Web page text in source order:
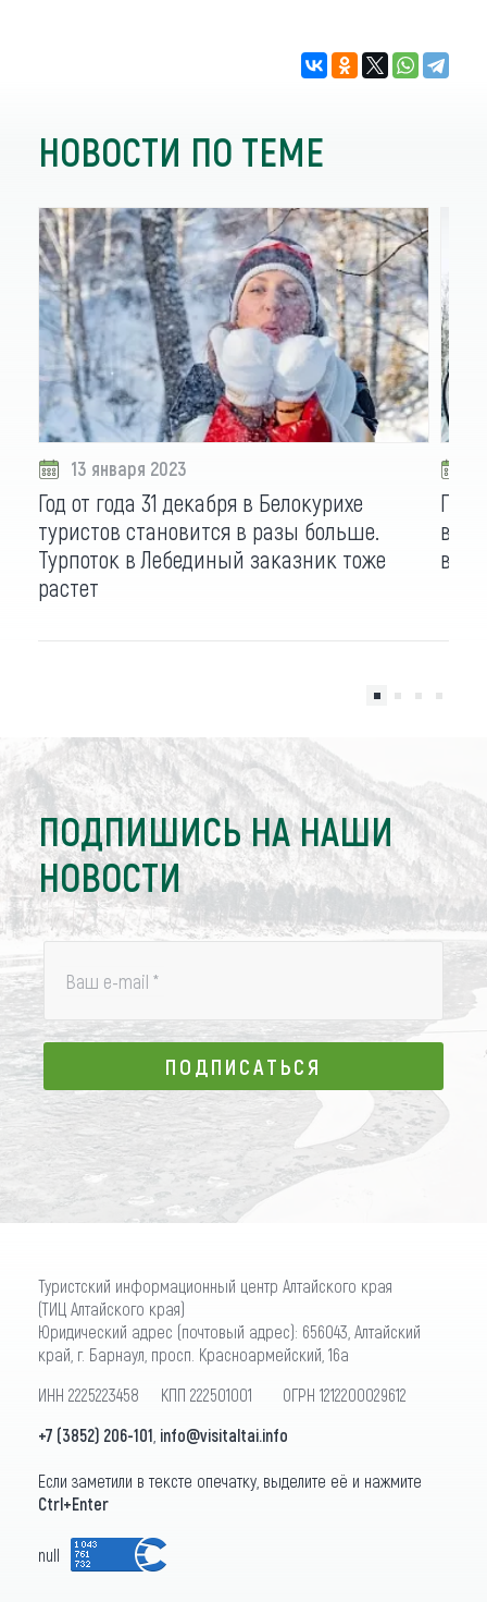
НОВОСТИ ПО ТЕМЕ
13 января 2023
Год от года 31 декабря в Белокурихе
туристов становится в разы больше.
Турпоток в Лебединый заказник тоже
растет
Где
ПОДПИШИСЬ НА НАШИ
НОВОСТИ
Ваш e-mail *
ПОДПИСАТЬСЯ
ПОДПИСАТЬСЯ
Туристский информационный центр Алтайского края
(ТИЦ Алтайского края)
Юридический адрес (почтовый адрес): 656043, Алтайский
край, г. Барнаул, просп. Красноармейский, 16а
ИНН 2225223458 КПП 222501001 ОГРН 1212200029612
+7 (3852) 206-101 info@visitaltai.info
Если заметили в тексте опечатку, выделите её и нажмите
Ctrl+Enter
null